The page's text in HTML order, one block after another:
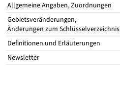
Allgemeine Angaben, Zuordnungen
Gebietsveränderungen,
Änderungen zum Schlüsselverzeichnis
Definitionen und Erläuterungen
Newsletter